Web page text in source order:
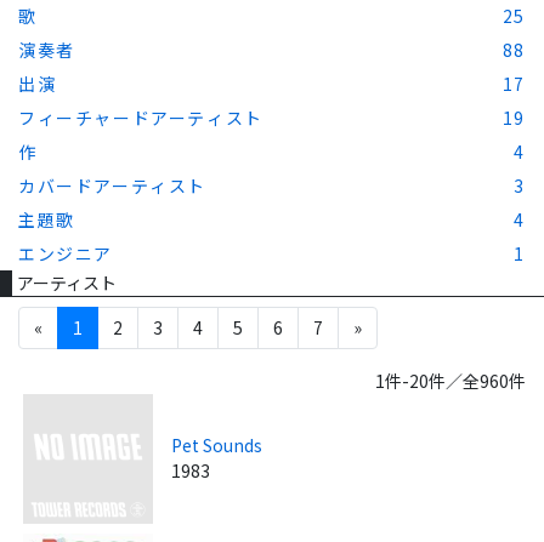
歌
25
演奏者
88
出演
17
フィーチャードアーティスト
19
作
4
カバードアーティスト
3
主題歌
4
エンジニア
1
アーティスト
«
1 2 3 4 5 6 7 »
1件-20件／全960件
Pet Sounds
1983